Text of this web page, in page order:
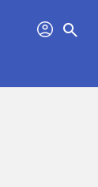
profil search